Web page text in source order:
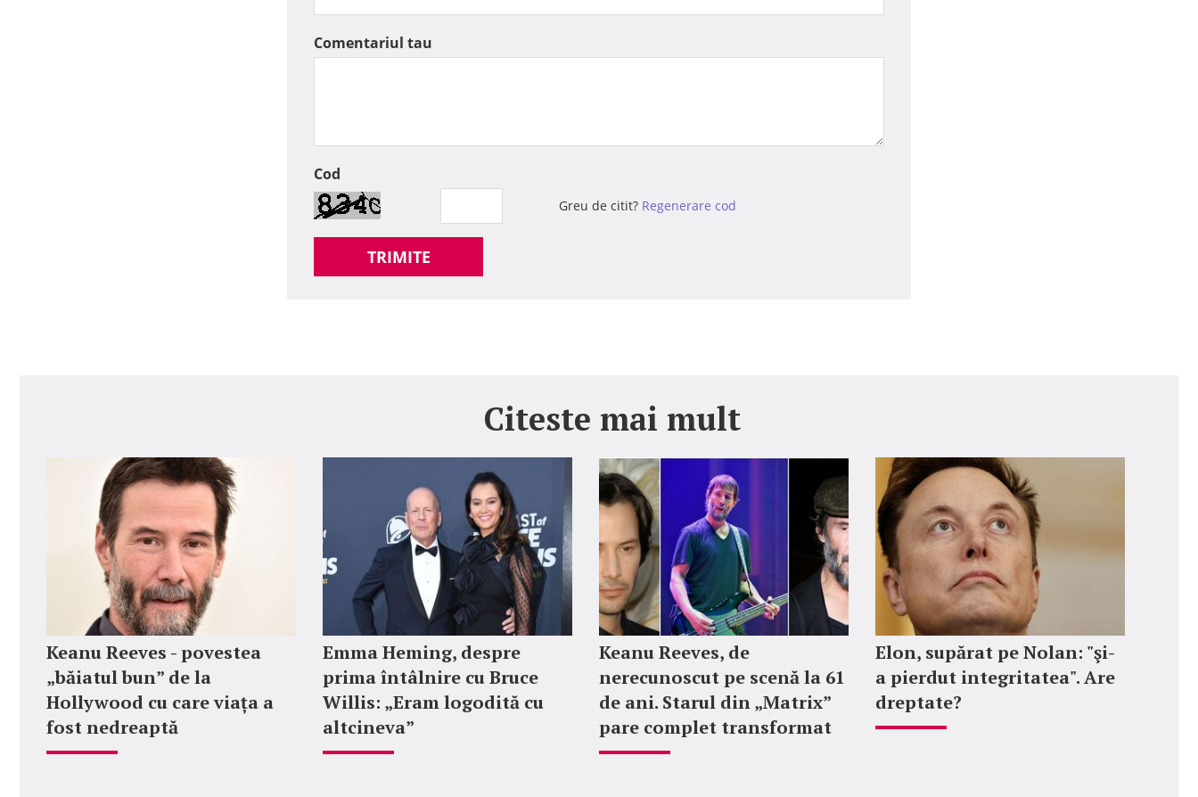
Comentariul tau
Cod
Greu de citit? Regenerare cod
TRIMITE
Citeste mai mult
Keanu Reeves - povestea
„băiatul bun” de la
Hollywood cu care viața a
fost nedreaptă
Emma Heming, despre
prima întâlnire cu Bruce
Willis: „Eram logodită cu
altcineva”
Keanu Reeves, de
nerecunoscut pe scenă la 61
de ani. Starul din „Matrix”
pare complet transformat
Elon, supărat pe Nolan: "şi-
a pierdut integritatea". Are
dreptate?